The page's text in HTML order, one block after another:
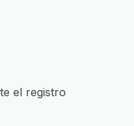
el registro